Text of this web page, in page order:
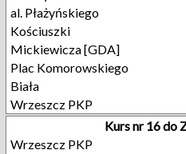
al. Płażyńskiego
Kościuszki
Mickiewicza [GDA]
Plac Komorowskiego
Biała
Wrzeszcz PKP
Kurs nr 16 do
Wrzeszcz PKP